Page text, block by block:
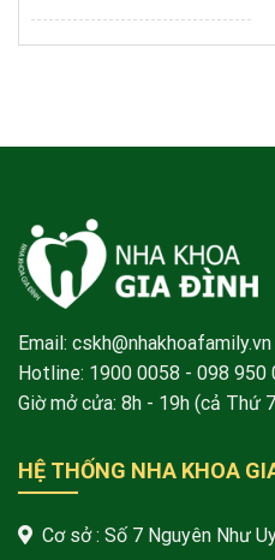
Email: cskh@nhakhoafamily.vn
Hotline: 1900 0058 - 098 950
Giờ mở cửa: 8h - 19h (cả Thứ
HỆ THỐNG NHA KHOA
Cơ sở : Số 7 Nguyên Như